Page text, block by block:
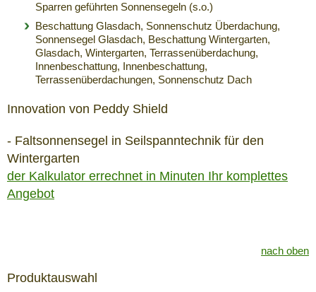
Sparren geführten Sonnensegeln (s.o.)
Beschattung Glasdach, Sonnenschutz Überdachung,
Sonnensegel Glasdach, Beschattung Wintergarten,
Glasdach, Wintergarten, Terrassenüberdachung,
Innenbeschattung, Innenbeschattung,
Terrassenüberdachungen, Sonnenschutz Dach
Innovation von Peddy Shield
- Faltsonnensegel in Seilspanntechnik für den
Wintergarten
der Kalkulator errechnet in Minuten Ihr komplettes
Angebot
nach oben
Produktauswahl